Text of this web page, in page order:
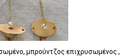
μπρούντζος επιχρυσωμένος.,